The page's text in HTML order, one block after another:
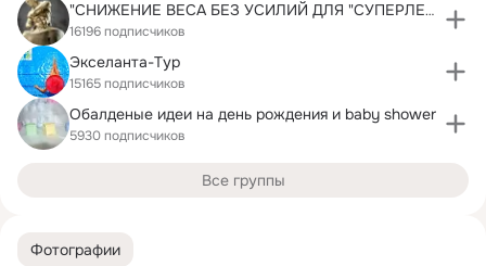
Фотографии
"СНИЖЕНИЕ ВЕСА БЕЗ УСИЛИЙ ДЛЯ "СУПЕРЛЕНИВЫХ"
16196 подписчиков
Экселанта-Тур
15165 подписчиков
Обалденые идеи на день рождения и baby shower
5930 подписчиков
Все группы